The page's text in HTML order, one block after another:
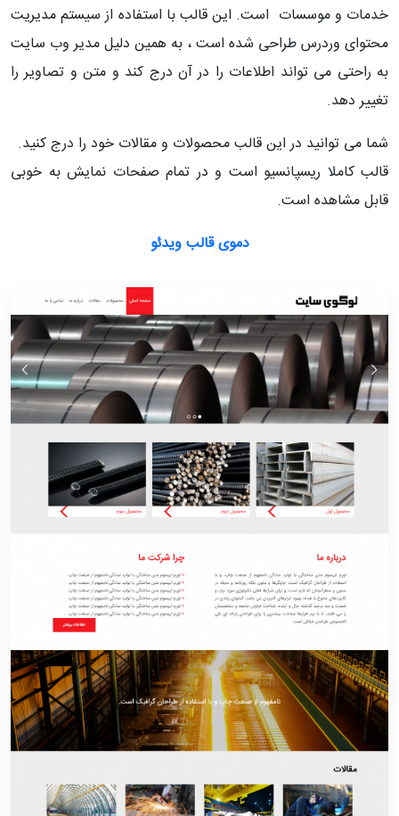
خدمات و موسسات است. این قالب با استفاده از سیستم مدیریت
محتوای وردرس طراحی شده است ، به همین دلیل مدیر وب سایت
به راحتی می تواند اطلاعات را در آن درج کند و متن و تصاویر را
تغییر دهد.
شما می توانید در این قالب محصولات و مقالات خود را درج کنید.
قالب کاملا ریسپانسیو است و در تمام صفحات نمایش به خوبی
قابل مشاهده است.
دموی قالب ویدئو